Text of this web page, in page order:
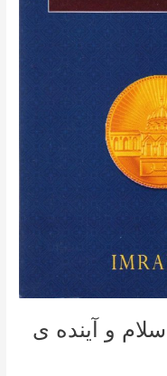
و آینده ی